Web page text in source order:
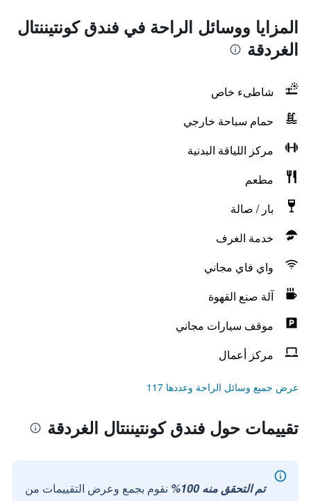
المزايا ووسائل الراحة في فندق كونتيننتال
الغردقة
شاطىء خاص
حمام سباحة خارجي
مركز اللياقة البدنية
مطعم
بار / صالة
خدمة الغرف
واي فاي مجاني
آلة صنع القهوة
موقف سيارات مجاني
مركز أعمال
عرض جميع وسائل الراحة وعددها 117
تقييمات حول فندق كونتيننتال الغردقة
تم التحقق منه 100%
نقوم بجمع وعرض التقييمات من